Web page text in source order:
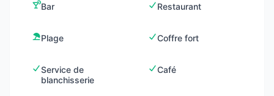
Bar Restaurant
Plage Coffre fort
Service de
blanchisserie
Café